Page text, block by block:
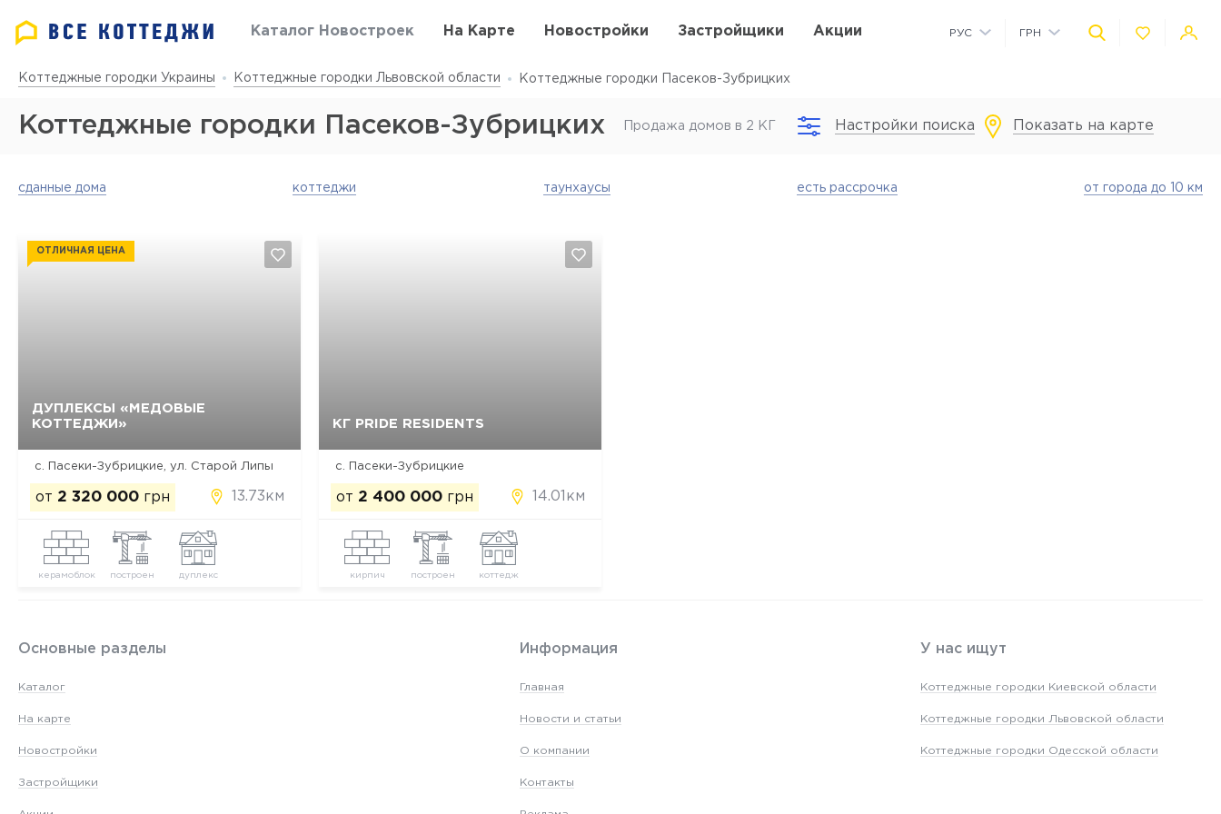
Каталог Новостроек На Карте Новостройки Застройщики Акции РУС ГРН
Коттеджные городки Украины Коттеджные городки Львовской области Коттеджные городки Пасеков-Зубрицких
Коттеджные городки Пасеков-Зубрицких Продажа домов в 2 КГ Настройки поиска Показать на карте
сданные дома коттеджи таунхаусы есть рассрочка от города до 10 км
ДУПЛЕКСЫ «МЕДОВЫЕ
КОТТЕДЖИ»
ОТЛИЧНАЯ ЦЕНА
с. Пасеки-Зубрицкие, ул. Старой Липы
от 2 320 000 грн 13.73км
керамоблок построен дуплекс
Да, удалить КГ PRIDE RESIDENTS
с. Пасеки-Зубрицкие
от 2 400 000 грн 14.01км
кирпич построен коттедж
Да, удалить Отмена
Основные разделы
Каталог
На карте
Новостройки
Застройщики
Информация
Главная
Новости и статьи
О компании
Контакты
У нас ищут
Коттеджные городки Киевской области
Коттеджные городки Львовской области
Коттеджные городки Одесской области